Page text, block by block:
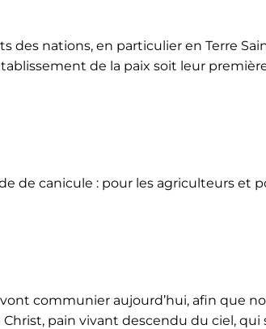
des nations, en particulier en Terre
de la paix soit leur
de canicule : pour les agriculteurs et
communier aujourd’hui, afin que
pain vivant descendu du ciel, qui